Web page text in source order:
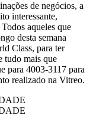
de negócios, a
interessante,
aqueles que
desta semana
Class, para ter
tudo mais que
para 4003-3117 para
realizado na Vitreo.